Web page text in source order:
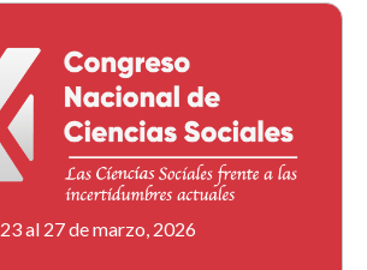
23 al 27 de marzo, 2026